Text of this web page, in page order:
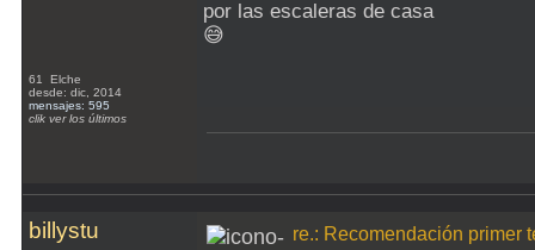
61 Elche
desde: dic, 2014
mensajes: 595
clik ver los últimos
por las escaleras de casa
😅
billystu re.: Recomendación primer